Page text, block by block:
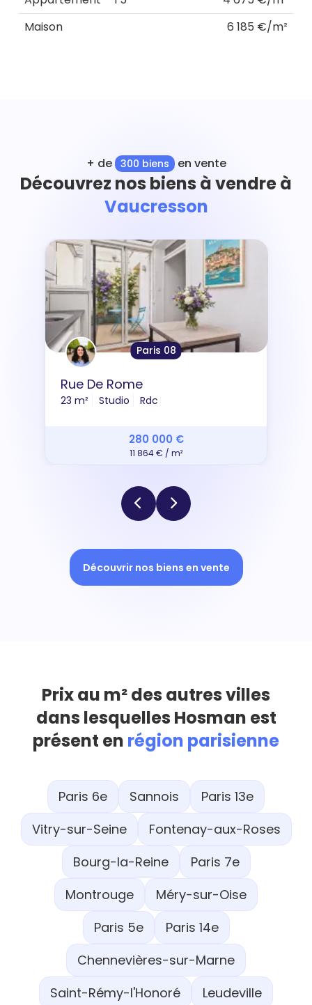
Maison
6 185 €/m²
+ de 300 biens en vente
Découvrez nos biens à vendre à
Vaucresson
Paris 08
Rue De Rome
23 m² Studio Rdc
280 000 €
11 864 € / m²
Découvrir nos biens en vente
Prix au m² des autres villes
dans lesquelles Hosman est
présent en région parisienne
Paris 6e Sannois
Paris 13e
Vitry-sur-Seine
Fontenay-aux-Roses
Bourg-la-Reine
Paris 7e
Montrouge
Méry-sur-Oise
Paris 5e
Paris 14e
Chennevières-sur-Marne
Saint-Rémy-l'Honoré
Leudeville